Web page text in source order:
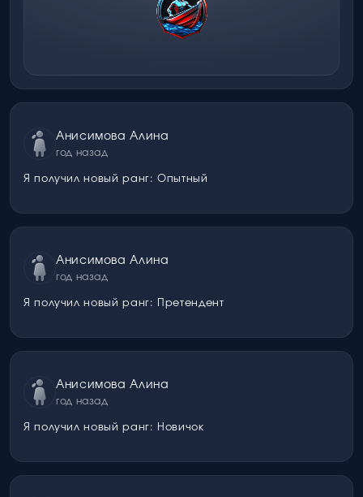
Анисимова Алина
год назад
Я получил новый ранг: Опытный
Анисимова Алина
год назад
Я получил новый ранг: Претендент
Анисимова Алина
год назад
Я получил новый ранг: Новичок